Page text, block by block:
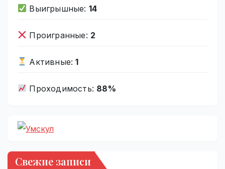
Выигрышные: 14
Проигранные: 2
Активные:1
Проходимость: 88%
Свежие записи